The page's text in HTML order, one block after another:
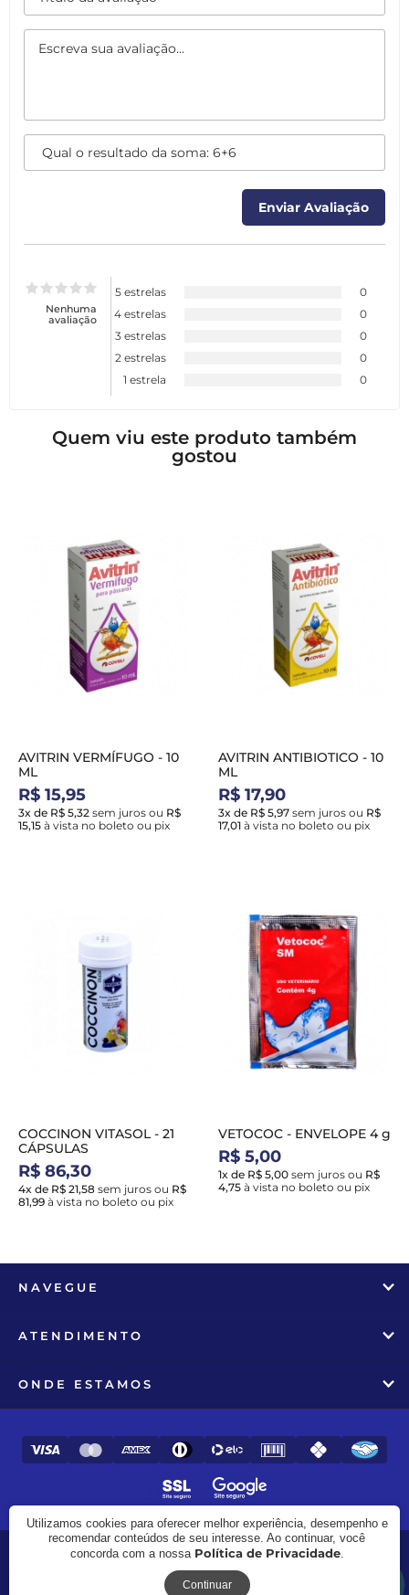
Nenhuma
avaliação
5 estrelas
0
4 estrelas
0
3 estrelas
0
2 estrelas
0
1 estrela
0
Quem viu este produto também
gostou
AVITRIN VERMÍFUGO - 10
ML
R$ 15,95
3x de R$ 5,32 sem juros ou R$
15,15 à vista no boleto ou pix
AVITRIN ANTIBIOTICO - 10
ML
R$ 17,90
3x de R$ 5,97 sem juros ou R$
17,01 à vista no boleto ou pix
COCCINON VITASOL - 21
CÁPSULAS
R$ 86,30
4x de R$ 21,58 sem juros ou R$
81,99 à vista no boleto ou pix
VETOCOC - ENVELOPE 4 g
R$ 5,00
1x de R$ 5,00 sem juros ou R$
4,75 à vista no boleto ou pix
NAVEGUE
ATENDIMENTO
ONDE ESTAMOS
© 2017 - 2026 - Zooline - CNPJ: 27.982.258/0001-97
Utilizamos cookies para oferecer melhor experiência, desempenho e
recomendar conteúdos de seu interesse. Ao continuar, você
concorda com a nossa Política de Privacidade.
Continuar